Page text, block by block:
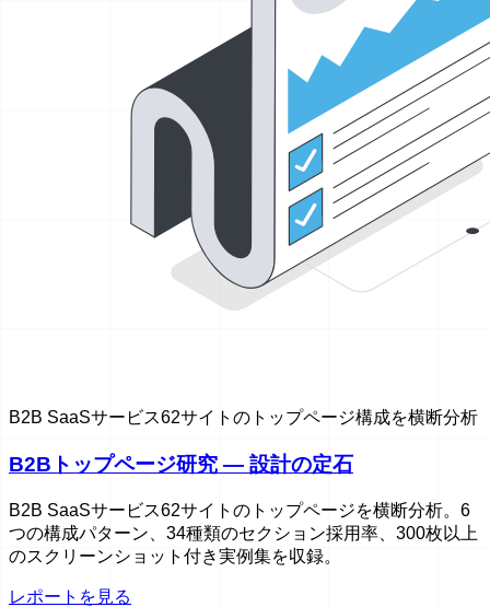
B2B SaaSサービス62サイトのトップページ構成を横断分析
B2Bトップページ研究 — 設計の定石
B2B SaaSサービス62サイトのトップページを横断分析。6
つの構成パターン、34種類のセクション採用率、300枚以上
のスクリーンショット付き実例集を収録。
レポートを見る